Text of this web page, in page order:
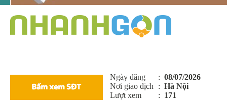
Ngày đăng : 08/07/2026
Nơi giao dịch : Hà Nội
Lượt xem
: 171